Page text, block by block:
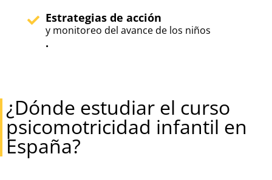
Estrategias de acción
y monitoreo del avance de los niños
.
¿Dónde estudiar el curso
psicomotricidad infantil en
España?